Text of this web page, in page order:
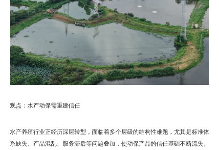
观点：水产动保需重建信任
水产养殖行业正经历深层转型，面临着多个层级的结构性难题，尤其是标准体
系缺失、产品混乱、服务滞后等问题叠加，使动保产品的信任基础不断流失。